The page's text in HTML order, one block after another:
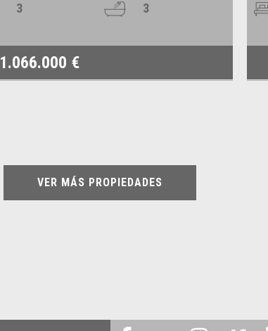
3
3
1.066.000 €
VER MÁS PROPIEDADES